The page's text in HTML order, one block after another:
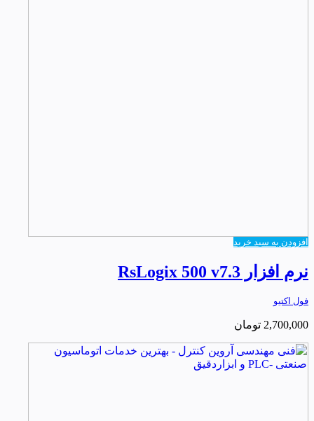
افزودن به سبد خرید
نرم افزار RsLogix 500 v7.3
فول اکتیو
2,700,000 تومان